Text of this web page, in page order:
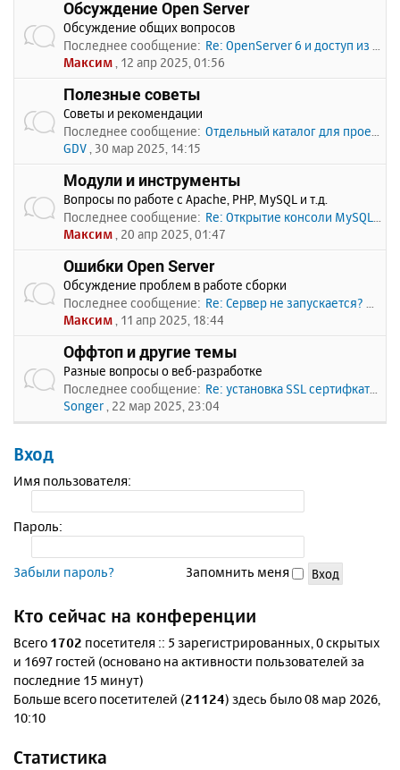
Обсуждение Open Server
Обсуждение общих вопросов
Последнее сообщение: Re: OpenServer 6 и доступ из …
Максим , 12 апр 2025, 01:56
Полезные советы
Советы и рекомендации
Последнее сообщение: Отдельный каталог для проекто…
GDV , 30 мар 2025, 14:15
Модули и инструменты
Вопросы по работе с Apache, PHP, MySQL и т.д.
Последнее сообщение: Re: Открытие консоли MySQL по…
Максим , 20 апр 2025, 01:47
Ошибки Open Server
Обсуждение проблем в работе сборки
Последнее сообщение: Re: Сервер не запускается? Пи…
Максим , 11 апр 2025, 18:44
Оффтоп и другие темы
Разные вопросы о веб-разработке
Последнее сообщение: Re: установка SSL сертифката
Songer , 22 мар 2025, 23:04
Вход
Имя пользователя:
Пароль:
Забыли пароль? Запомнить меня
Кто сейчас на конференции
Всего 1702 посетителя :: 5 зарегистрированных, 0 скрытых
и 1697 гостей (основано на активности пользователей за
последние 15 минут)
Больше всего посетителей (21124) здесь было 08 мар 2026,
10:10
Статистика